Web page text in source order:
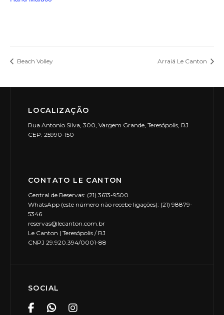
Beach Volley Arraiá Le Canton
LOCALIZAÇÃO
Rua Antonio Silva, 300, Vargem Grande, Teresópolis, RJ
CEP: 25990-150
CONTATO LE CANTON
Central de Reservas: (21) 3613-9500
WhatsApp (este número não recebe ligações): (21) 98879-
5346
reservas@lecanton.com.br
Le Canton | Teresópolis / RJ
CNPJ 29.920.394/0001-88
SOCIAL